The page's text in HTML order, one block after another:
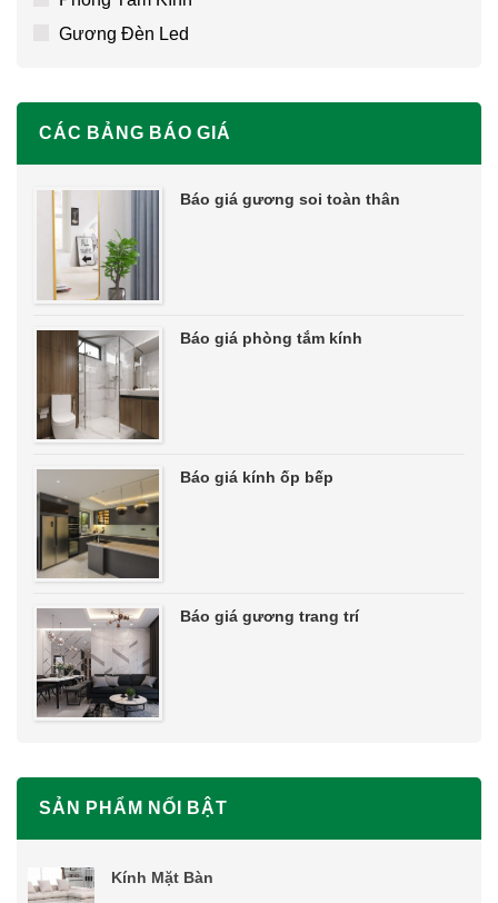
Gương Đèn Led
CÁC BẢNG BÁO GIÁ
Báo giá gương soi toàn thân
Báo giá phòng tắm kính
Báo giá kính ốp bếp
Báo giá gương trang trí
SẢN PHẨM NỔI BẬT
Kính Mặt Bàn